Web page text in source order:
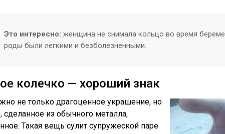
Это интересно: женщина не снимала кольцо во время
роды были легкими и безболезненными.
колечко — хороший знак
не только драгоценное украшение, но
сделанное из обычного металла,
Такая вещь сулит супружеской паре